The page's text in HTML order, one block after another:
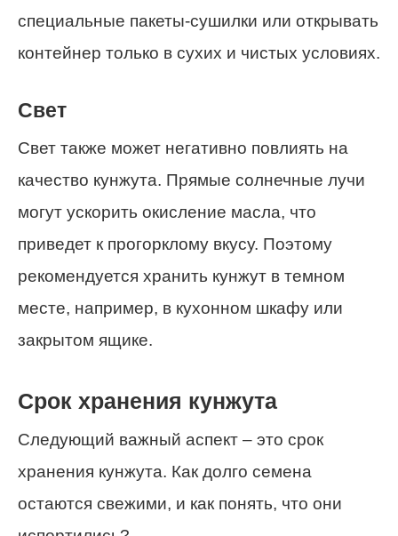
специальные пакеты-сушилки или открывать
контейнер только в сухих и чистых условиях.
Свет
Свет также может негативно повлиять на
качество кунжута. Прямые солнечные лучи
могут ускорить окисление масла, что
приведет к прогорклому вкусу. Поэтому
рекомендуется хранить кунжут в темном
месте, например, в кухонном шкафу или
закрытом ящике.
Срок хранения кунжута
Следующий важный аспект – это срок
хранения кунжута. Как долго семена
остаются свежими, и как понять, что они